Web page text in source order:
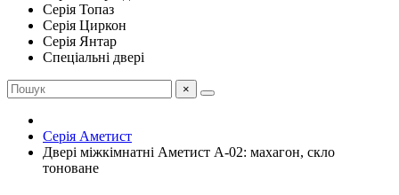
Серія Топаз
Серія Циркон
Серія Янтар
Спеціальні двері
×
Серія Аметист
Двері міжкімнатні Аметист А-02: махагон, скло
тоноване